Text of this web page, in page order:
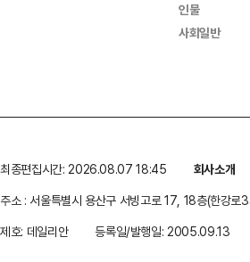
인물
사회일반
최종편집시간: 2026.08.07 18:45 회사소개
주소 : 서울특별시 용산구 서빙고로 17, 18층(한강로
제호: 데일리안
등록일/발행일: 2005.09.13